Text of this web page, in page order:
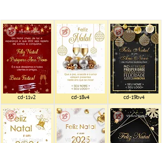
cd-11v2 cd-18v4 cd-19bv4